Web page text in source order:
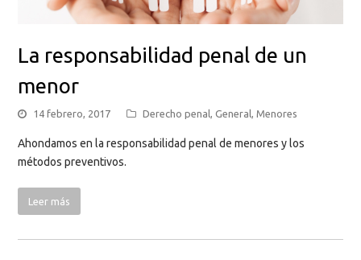
La responsabilidad penal de un
menor
14 febrero, 2017 Derecho penal,General,Menores
Ahondamos en la responsabilidad penal de menores y los
métodos preventivos.
Leer más